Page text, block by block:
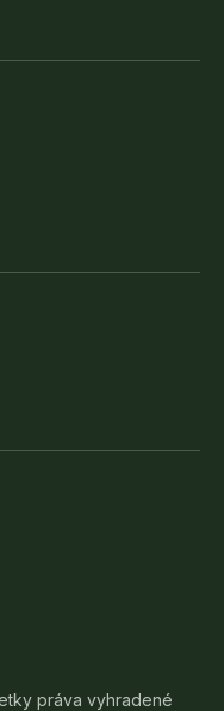
práva vyhradené